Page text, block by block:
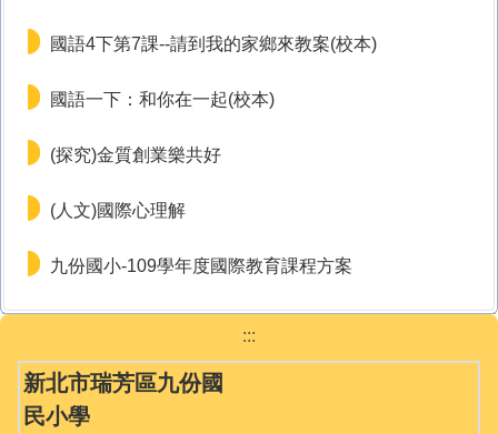
國語4下第7課--請到我的家鄉來教案(校本)
國語一下：和你在一起(校本)
(探究)金質創業樂共好
(人文)國際心理解
九份國小-109學年度國際教育課程方案
:::
新北市瑞芳區九份國
民小學